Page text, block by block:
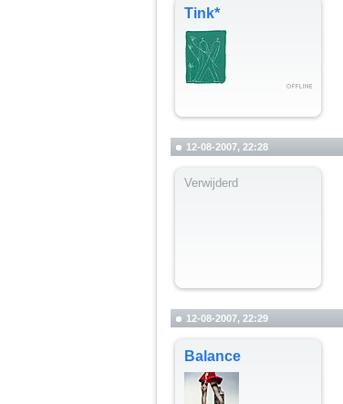
Tink*
12-08-2007, 22:28
Verwijderd
12-08-2007, 22:29
Balance